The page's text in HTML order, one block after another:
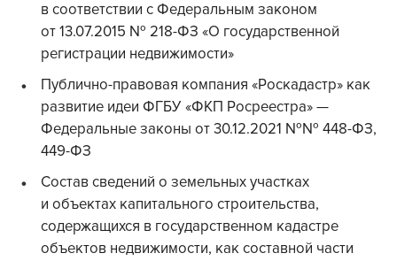
в соответствии с Федеральным законом
от 13.07.2015 № 218-ФЗ «О государственной
регистрации недвижимости»
Публично-правовая компания «Роскадастр» как
развитие идеи ФГБУ «ФКП Росреестра» —
Федеральные законы от 30.12.2021 №№ 448-ФЗ,
449-ФЗ
Состав сведений о земельных участках
и объектах капитального строительства,
содержащихся в государственном кадастре
объектов недвижимости, как составной части